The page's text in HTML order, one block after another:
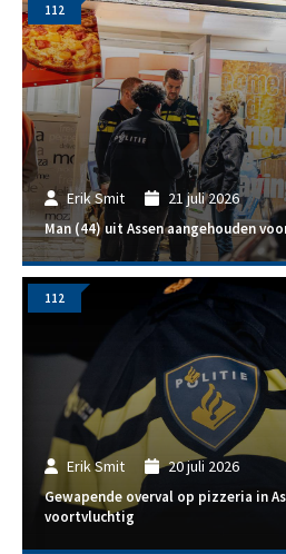
Erik Smit 21 juli 2026
Man (44) uit Assen aangehouden
112
Erik Smit 20 juli 2026
Gewapende overval op pizzeria in
voortvluchtig
112